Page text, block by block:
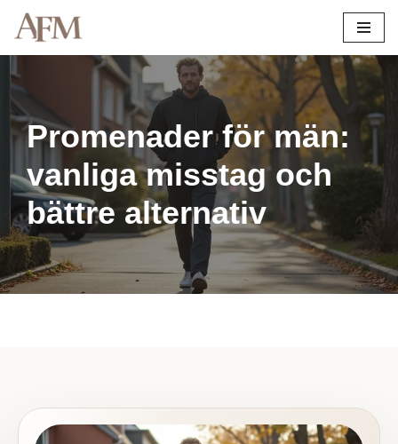
innehåll
Promenader för män:
vanliga misstag och
bättre alternativ